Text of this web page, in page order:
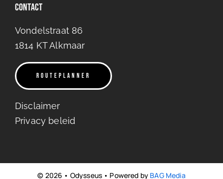
Contact
Vondelstraat 86
1814 KT Alkmaar
ROUTEPLANNER
Disclaimer
Privacy beleid
© 2026 • Odysseus • Powered by BAG Media